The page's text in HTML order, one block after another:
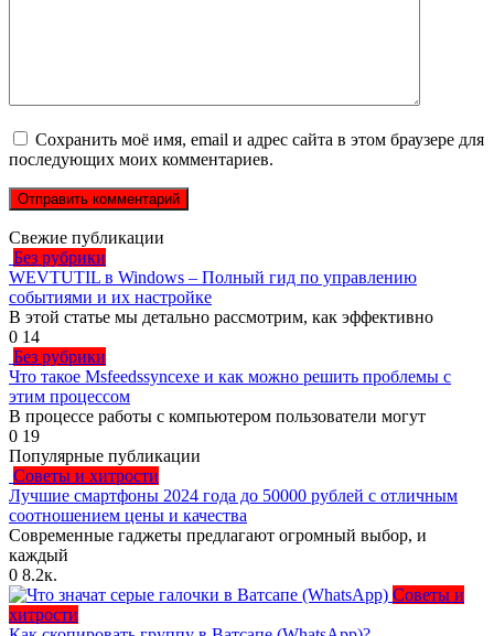
Сохранить моё имя, email и адрес сайта в этом браузере для
последующих моих комментариев.
Свежие публикации
Без рубрики
WEVTUTIL в Windows – Полный гид по управлению
событиями и их настройке
В этой статье мы детально рассмотрим, как эффективно
0 14
Без рубрики
Что такое Msfeedssyncexe и как можно решить проблемы с
этим процессом
В процессе работы с компьютером пользователи могут
0 19
Популярные публикации
Советы и хитрости
Лучшие смартфоны 2024 года до 50000 рублей с отличным
соотношением цены и качества
Современные гаджеты предлагают огромный выбор, и
каждый
0 8.2к.
Советы и
хитрости